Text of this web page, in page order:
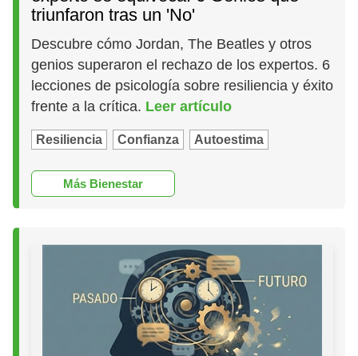
triunfaron tras un 'No'
Descubre cómo Jordan, The Beatles y otros
genios superaron el rechazo de los expertos. 6
lecciones de psicología sobre resiliencia y éxito
frente a la crítica. Leer artículo
Resiliencia Confianza Autoestima
Más Bienestar